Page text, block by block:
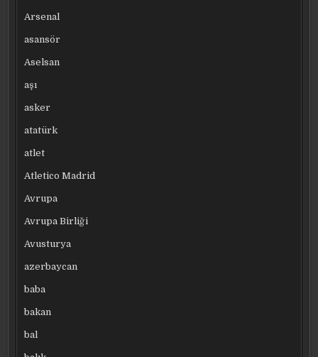
Arsenal
asansör
Aselsan
aşı
asker
atatürk
atlet
Atletico Madrid
Avrupa
Avrupa Birliği
Avusturya
azerbaycan
baba
bakan
bal